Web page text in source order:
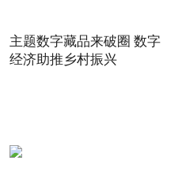
主题数字藏品来破圈 数字
经济助推乡村振兴